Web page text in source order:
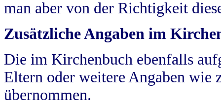
man aber von der Richtigkeit
Zusätzliche Angaben im
Die im Kirchenbuch ebenfalls
Eltern oder weitere Angaben wie
übernommen.